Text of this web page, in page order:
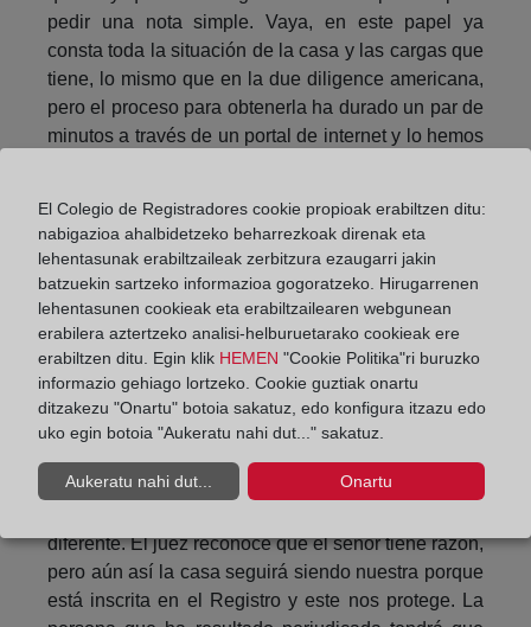
pedir una nota simple. Vaya, en este papel ya
consta toda la situación de la casa y las cargas que
tiene, lo mismo que en la due diligence americana,
pero el proceso para obtenerla ha durado un par de
minutos a través de un portal de internet y lo hemos
casa.
Vamos al banco, nos da la hipoteca, sin seguros de
título ni nada de eso. Firmamos la escritura en el
notario y la inscribimos en el Registro de la
Propiedad que nos corresponde. La casa ya es
nuestra para siempre.
Sin embargo, la historia se repite. Unos cuantos
años después, aparece un señor que dice ser el
verdadero propietario de la casa, nos demanda y
diferente. El juez reconoce que el señor tiene razón,
pero aún así la casa seguirá siendo nuestra porque
está inscrita en el Registro y este nos protege. La
El Colegio de Registradores cookie propioak erabiltzen ditu:
nabigazioa ahalbidetzeko beharrezkoak direnak eta
lehentasunak erabiltzaileak zerbitzura ezaugarri jakin
batzuekin sartzeko informazioa gogoratzeko. Hirugarrenen
lehentasunen cookieak eta erabiltzailearen webgunean
erabilera aztertzeko analisi-helburuetarako cookieak ere
erabiltzen ditu. Egin klik HEMEN "Cookie Politika"ri buruzko
informazio gehiago lortzeko. Cookie guztiak onartu
ditzakezu "Onartu" botoia sakatuz, edo konfigura itzazu edo
uko egin botoia "Aukeratu nahi dut..." sakatuz.
Aukeratu nahi dut... Onartu